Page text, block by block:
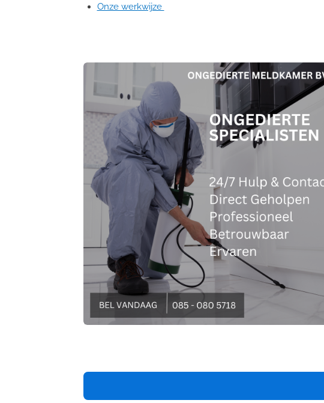
Onze werkwijze